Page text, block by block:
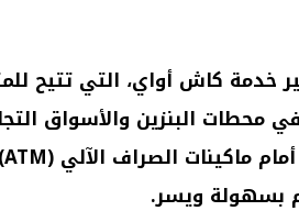
خدمة كاش أواي، التي تتيح
محطات البنزين والأسواق
ماكينات الصراف الآلي (ATM) وتمكين
بسهولة ويسر.